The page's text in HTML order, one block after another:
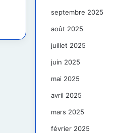
septembre 2025
août 2025
juillet 2025
juin 2025
mai 2025
avril 2025
mars 2025
février 2025